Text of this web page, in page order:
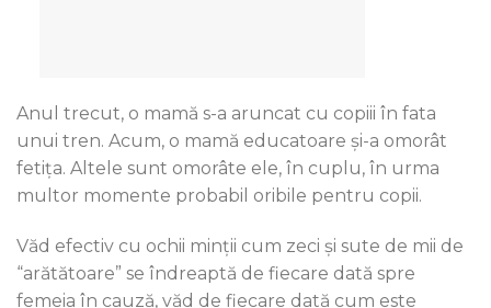
Anul trecut, o mamă s-a aruncat cu copiii în fata
unui tren. Acum, o mamă educatoare și-a omorât
fetița. Altele sunt omorâte ele, în cuplu, în urma
multor momente probabil oribile pentru copii.
Văd efectiv cu ochii minții cum zeci și sute de mii de
“arătătoare” se îndreaptă de fiecare dată spre
femeia în cauză, văd de fiecare dată cum este